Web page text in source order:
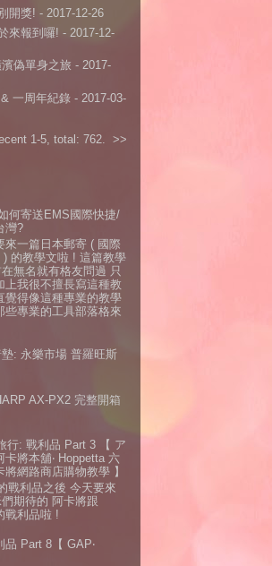
開獎! - 2017-12-26
來報到囉! - 2017-12-
偽單身之旅 - 2017-
一周年紀錄 - 2017-03-
1-5, total: 762. >>
何寄送EMS國際快捷/
灣?
來一篇日本郵寄 ( 國際
的教學文啦 ! 這篇教學
無名就有格友問過 只
上我很不擅長寫這種教
覺得像這種專業的教學
些專業的工具部落格來
: 永樂市場 普羅旺斯
AX-PX2 完整開箱
行: 戰利品 Part 3 【 ア
卡將本舖‧ Hoppetta 六
網路商店購物教學 】
戰利品之後 今天要來
期待的 阿卡將跟
戰利品啦 !
品 Part 8【 GAP‧